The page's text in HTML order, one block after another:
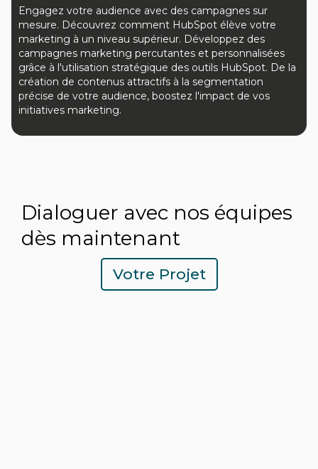
Engagez votre audience avec des campagnes sur
mesure. Découvrez comment HubSpot élève votre
marketing à un niveau supérieur. Développez des
campagnes marketing percutantes et personnalisées
grâce à l'utilisation stratégique des outils HubSpot. De la
création de contenus attractifs à la segmentation
précise de votre audience, boostez l'impact de vos
initiatives marketing.
Dialoguer avec nos équipes
dès maintenant
Votre Projet